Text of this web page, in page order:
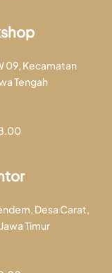
09, Kecamatan
Tengah
Desa Carat,
Timur